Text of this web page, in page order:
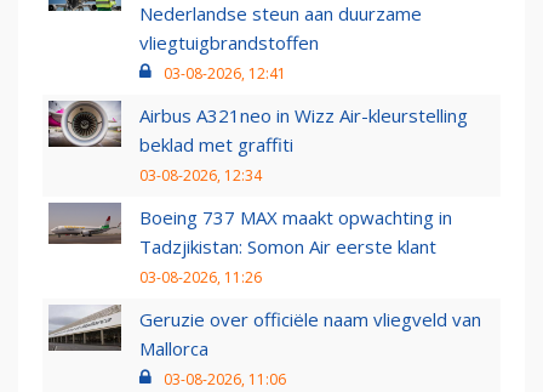
Nederlandse steun aan duurzame
vliegtuigbrandstoffen
03-08-2026, 12:41
Airbus A321neo in Wizz Air-kleurstelling
beklad met graffiti
03-08-2026, 12:34
Boeing 737 MAX maakt opwachting in
Tadzjikistan: Somon Air eerste klant
03-08-2026, 11:26
Geruzie over officiële naam vliegveld van
Mallorca
03-08-2026, 11:06